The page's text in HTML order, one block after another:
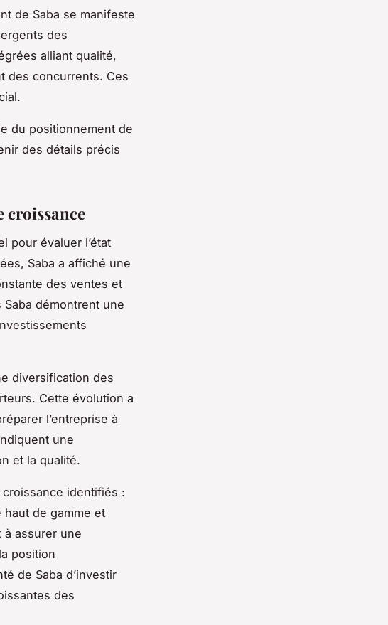
de Saba se manifeste
des
alliant qualité,
des concurrents. Ces
du positionnement de
des détails précis
croissance
pour évaluer l’état
Saba a affiché une
des ventes et
démontrent une
diversification des
Cette évolution a
l’entreprise à
une
et la qualité.
croissance identifiés :
de gamme et
à assurer une
position
de Saba d’investir
des